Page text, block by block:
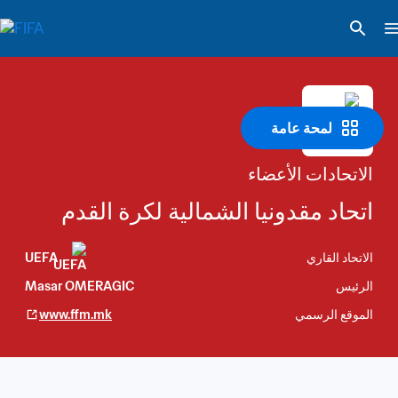
لمحة عامة
الاتحادات الأعضاء
اتحاد مقدونيا الشمالية لكرة القدم
الاتحاد القاري
UEFA
الرئيس
Masar OMERAGIC
الموقع الرسمي
www.ffm.mk